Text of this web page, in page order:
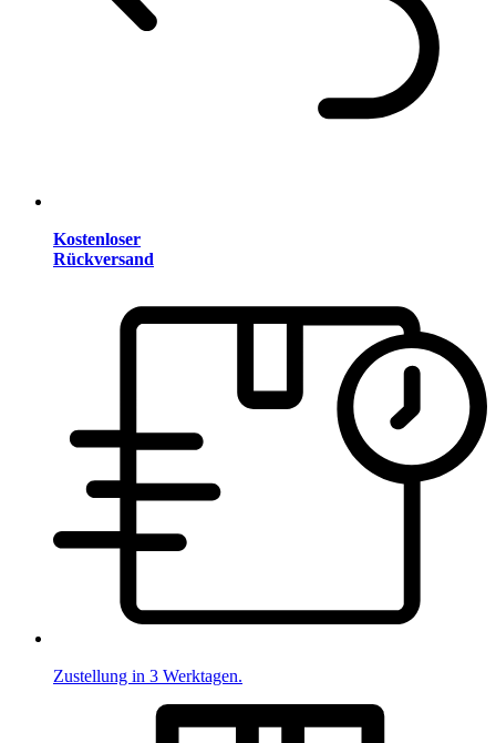
Kostenloser
Rückversand
Zustellung in 3 Werktagen.